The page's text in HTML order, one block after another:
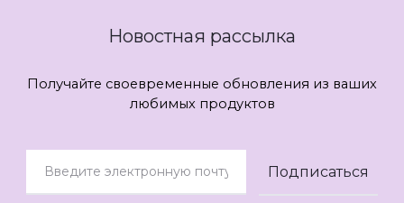
Новостная рассылка
Получайте своевременные обновления из ваших
любимых продуктов